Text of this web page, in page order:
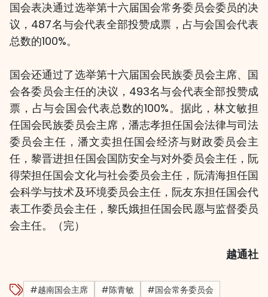
国会表决通过选举第十六届国会常务委员会委员的决
议，487名与会代表全部投赞成票，占与会国会代表
总数的100%。
国会还通过了选举第十六届国会民族委员会主席、国
会各委员会主任的决议，493名与会代表全部投赞成
票，占与会国会代表总数的100%。据此，林文敏担
任国会民族委员会主席，潘志孝担任国会法律与司法
委员会主任，潘文卖担任国会经济与财政委员会主
任，黎晋进担任国会国防安全与对外委员会主任，阮
得荣担任国会文化与社会委员会主任，阮清海担任国
会科学与技术及环境委员会主任，阮友东担任国会代
表工作委员会主任，黎氏娥担任国会民愿与监督委员
会主任。（完）
越通社
#越南国会主席 #陈青敏
#国会常务委员会